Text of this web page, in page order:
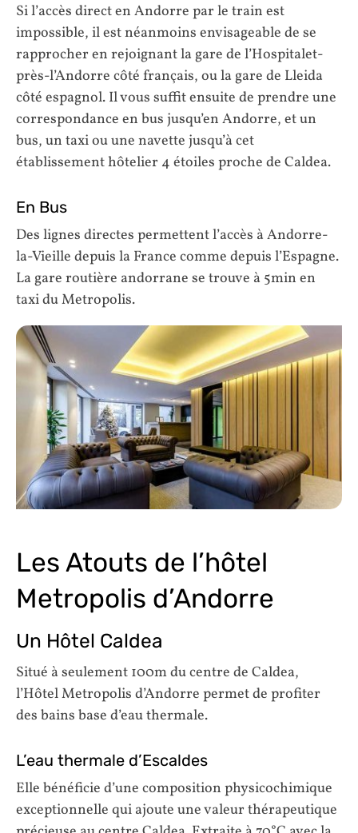
Si l’accès direct en Andorre par le train est
impossible, il est néanmoins envisageable de se
rapprocher en rejoignant la gare de l’Hospitalet-
près-l’Andorre côté français, ou la gare de Lleida
côté espagnol. Il vous suffit ensuite de prendre une
correspondance en bus jusqu’en Andorre, et un
bus, un taxi ou une navette jusqu’à cet
établissement hôtelier 4 étoiles proche de Caldea.
En Bus
Des lignes directes permettent l’accès à Andorre-
la-Vieille depuis la France comme depuis l’Espagne.
La gare routière andorrane se trouve à 5min en
taxi du Metropolis.
Les Atouts de l’hôtel
Metropolis d’Andorre
Un Hôtel Caldea
Situé à seulement 100m du centre de Caldea,
l’Hôtel Metropolis d’Andorre permet de profiter
des bains base d’eau thermale.
L’eau thermale d’Escaldes
Elle bénéficie d’une composition physicochimique
exceptionnelle qui ajoute une valeur thérapeutique